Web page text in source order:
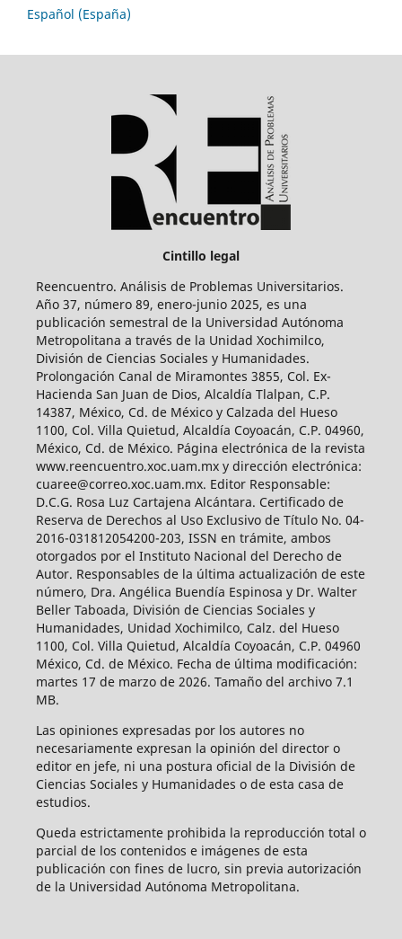
Español (España)
Cintillo legal
Reencuentro. Análisis de Problemas Universitarios.
Año 37, número 89, enero-junio 2025, es una
publicación semestral de la Universidad Autónoma
Metropolitana a través de la Unidad Xochimilco,
División de Ciencias Sociales y Humanidades.
Prolongación Canal de Miramontes 3855, Col. Ex-
Hacienda San Juan de Dios, Alcaldía Tlalpan, C.P.
14387, México, Cd. de México y Calzada del Hueso
1100, Col. Villa Quietud, Alcaldía Coyoacán, C.P. 04960,
México, Cd. de México. Página electrónica de la revista
www.reencuentro.xoc.uam.mx y dirección electrónica:
cuaree@correo.xoc.uam.mx. Editor Responsable:
D.C.G. Rosa Luz Cartajena Alcántara. Certificado de
Reserva de Derechos al Uso Exclusivo de Título No. 04-
2016-031812054200-203, ISSN en trámite, ambos
otorgados por el Instituto Nacional del Derecho de
Autor. Responsables de la última actualización de este
número, Dra. Angélica Buendía Espinosa y Dr. Walter
Beller Taboada, División de Ciencias Sociales y
Humanidades, Unidad Xochimilco, Calz. del Hueso
1100, Col. Villa Quietud, Alcaldía Coyoacán, C.P. 04960
México, Cd. de México. Fecha de última modificación:
martes 17 de marzo de 2026. Tamaño del archivo 7.1
MB.
Las opiniones expresadas por los autores no
necesariamente expresan la opinión del director o
editor en jefe, ni una postura oficial de la División de
Ciencias Sociales y Humanidades o de esta casa de
estudios.
Queda estrictamente prohibida la reproducción total o
parcial de los contenidos e imágenes de esta
publicación con fines de lucro, sin previa autorización
de la Universidad Autónoma Metropolitana.